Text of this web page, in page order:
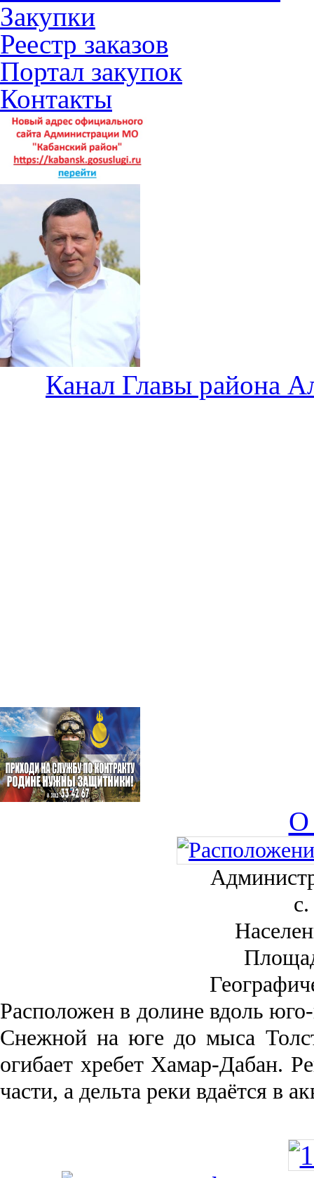
Закупки
Реестр заказов
Портал закупок
Контакты
Канал Главы района
О
Рас­положен в долине вдоль
Снежной на юге до мыса
огибает хребет Хамар-Дабан.
части, а дельта реки вда­ётся в